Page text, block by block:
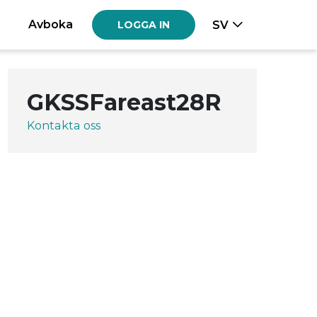
Avboka LOGGA IN SV
GKSSFareast28R
Kontakta oss